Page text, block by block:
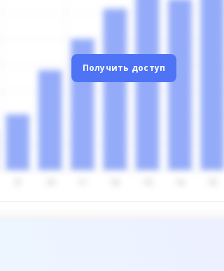
Получить доступ